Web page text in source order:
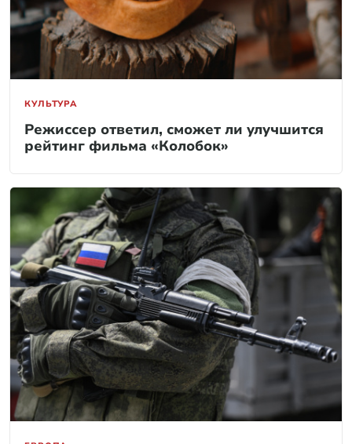
КУЛЬТУРА
Режиссер ответил, сможет ли улучшится
рейтинг фильма «Колобок»